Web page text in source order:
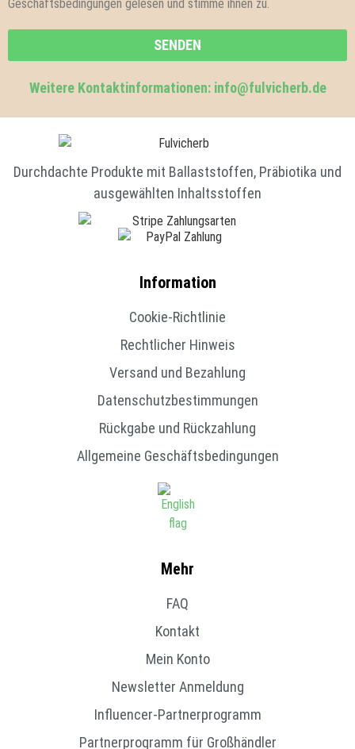
Geschäftsbedingungen gelesen und stimme ihnen zu.
SENDEN
Weitere Kontaktinformationen: info@fulvicherb.de
Durchdachte Produkte mit Ballaststoffen, Präbiotika und
ausgewählten Inhaltsstoffen
Information
Cookie-Richtlinie
Rechtlicher Hinweis
Versand und Bezahlung
Datenschutzbestimmungen
Rückgabe und Rückzahlung
Allgemeine Geschäftsbedingungen
Mehr
FAQ
Kontakt
Mein Konto
Newsletter Anmeldung
Influencer-Partnerprogramm
Partnerprogramm für Großhändler